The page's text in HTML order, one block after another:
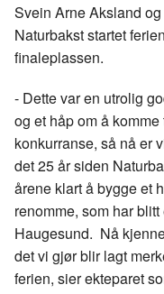
Svein Arne Aksland
Naturbakst startet
finaleplassen.
- Dette var en utrolig
og et håp om å
konkurranse, så nå er
det 25 år siden
årene klart å bygge et
renomme, som har
Haugesund. Nå
det vi gjør blir lagt
ferien, sier ekteparet